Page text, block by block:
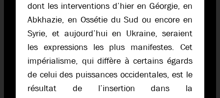
dont les interventions d’hier en Géorgie, en
Abkhazie, en Ossétie du Sud ou encore en
Syrie, et aujourd’hui en Ukraine, seraient
les expressions les plus manifestes. Cet
impérialisme, qui diffère à certains égards
de celui des puissances occidentales, est le
résultat de l’insertion dans la